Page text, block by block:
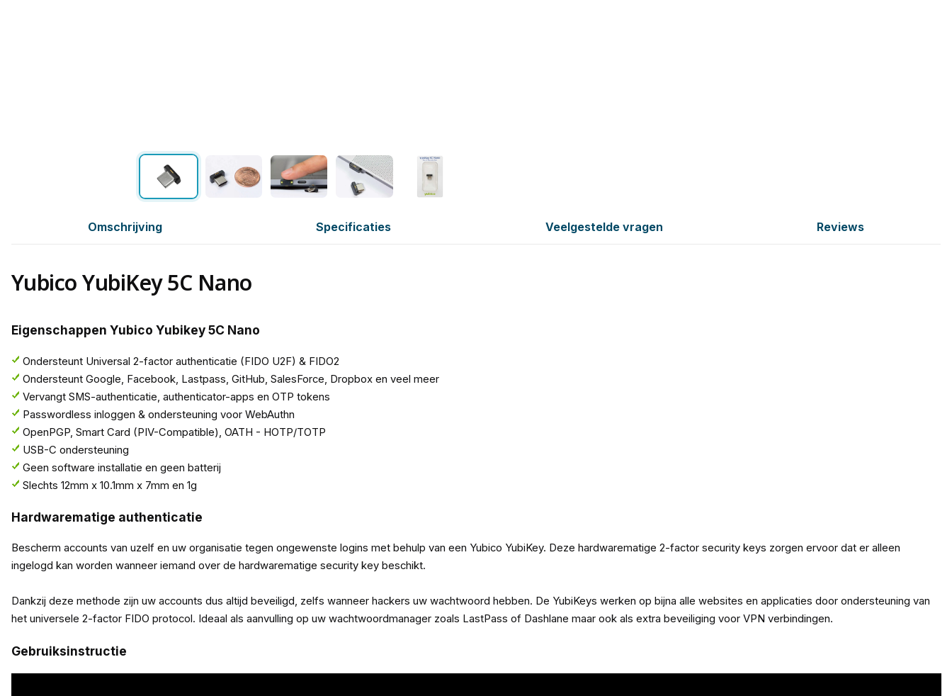
Omschrijving Specificaties Veelgestelde vragen Reviews
Yubico YubiKey 5C Nano
Eigenschappen Yubico Yubikey 5C Nano
Ondersteunt Universal 2-factor authenticatie (FIDO U2F) & FIDO2
Ondersteunt Google, Facebook, Lastpass, GitHub, SalesForce, Dropbox en veel meer
Vervangt SMS-authenticatie, authenticator-apps en OTP tokens
Passwordless inloggen & ondersteuning voor WebAuthn
OpenPGP, Smart Card (PIV-Compatible), OATH - HOTP/TOTP
USB-C ondersteuning
Geen software installatie en geen batterij
Slechts 12mm x 10.1mm x 7mm en 1g
Hardwarematige authenticatie
Bescherm accounts van uzelf en uw organisatie tegen ongewenste logins met behulp van een Yubico YubiKey. Deze hardwarematige 2-factor security keys zorgen ervoor dat er alleen
ingelogd kan worden wanneer iemand over de hardwarematige security key beschikt.
Dankzij deze methode zijn uw accounts dus altijd beveiligd, zelfs wanneer hackers uw wachtwoord hebben. De YubiKeys werken op bijna alle websites en applicaties door ondersteuning van
het universele 2-factor FIDO protocol. Ideaal als aanvulling op uw wachtwoordmanager zoals LastPass of Dashlane maar ook als extra beveiliging voor VPN verbindingen.
Gebruiksinstructie